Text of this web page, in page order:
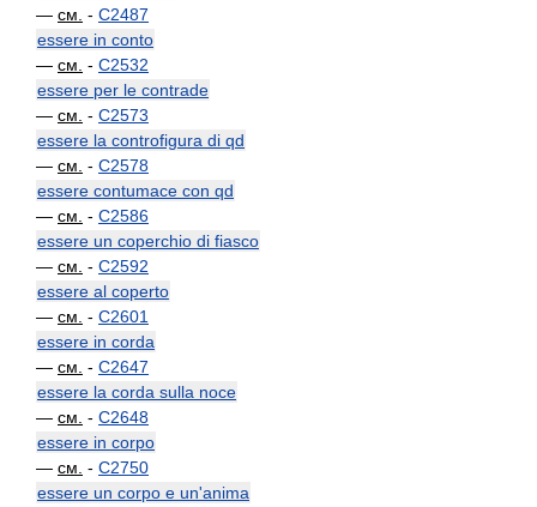
— см. - C2487
essere in conto
— см. - C2532
essere per le contrade
— см. - C2573
essere la controfigura di qd
— см. - C2578
essere contumace con qd
— см. - C2586
essere un coperchio di fiasco
— см. - C2592
essere al coperto
— см. - C2601
essere in corda
— см. - C2647
essere la corda sulla noce
— см. - C2648
essere in corpo
— см. - C2750
essere un corpo e un'anima